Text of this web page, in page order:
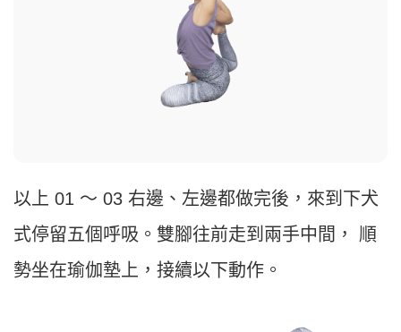
以上 01 ～ 03 右邊、左邊都做完後，來到下犬
式停留五個呼吸。雙腳往前走到兩手中間， 順
勢坐在瑜伽墊上，接續以下動作。